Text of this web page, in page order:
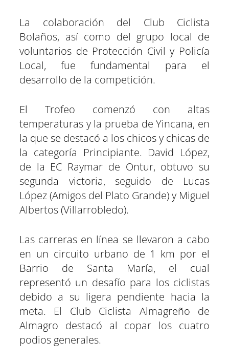
La colaboración del Club Ciclista
Bolaños, así como del grupo local de
voluntarios de Protección Civil y Policía
Local, fue fundamental para el
desarrollo de la competición.
El Trofeo comenzó con altas
temperaturas y la prueba de Yincana, en
la que se destacó a los chicos y chicas de
la categoría Principiante. David López,
de la EC Raymar de Ontur, obtuvo su
segunda victoria, seguido de Lucas
López (Amigos del Plato Grande) y Miguel
Albertos (Villarrobledo).
Las carreras en línea se llevaron a cabo
en un circuito urbano de 1 km por el
Barrio de Santa María, el cual
representó un desafío para los ciclistas
debido a su ligera pendiente hacia la
meta. El Club Ciclista Almagreño de
Almagro destacó al copar los cuatro
podios generales.